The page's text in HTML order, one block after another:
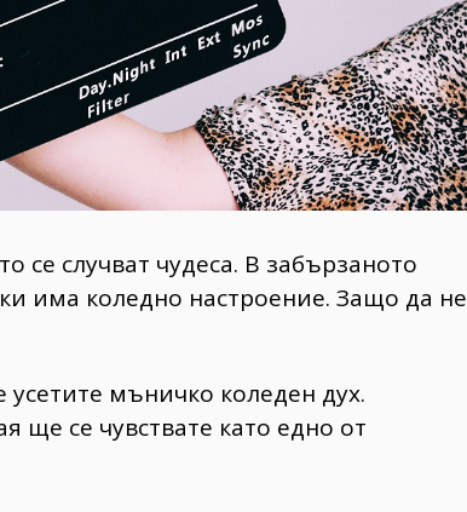
се случват чудеса. В забързаното
има коледно настроение. Защо да не
мъничко коледен дух.
ще се чувствате като едно от